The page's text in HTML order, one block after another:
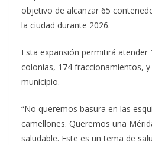
objetivo de alcanzar 65
la ciudad durante 2026.
Esta expansión permitirá atender
colonias, 174 fraccionamientos,
municipio.
“No queremos basura en las
camellones. Queremos una
saludable. Este es un tema de